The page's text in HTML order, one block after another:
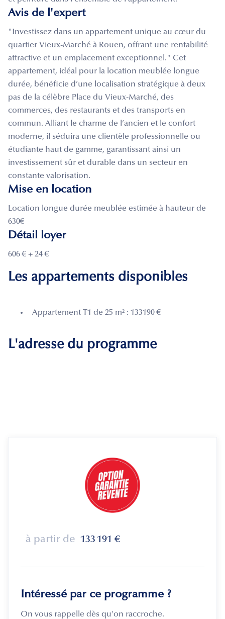
Avis de l'expert
"Investissez dans un appartement unique au cœur du
quartier Vieux-Marché à Rouen, offrant une rentabilité
attractive et un emplacement exceptionnel." Cet
appartement, idéal pour la location meublée longue
durée, bénéficie d’une localisation stratégique à deux
pas de la célèbre Place du Vieux-Marché, des
commerces, des restaurants et des transports en
commun. Alliant le charme de l’ancien et le confort
moderne, il séduira une clientèle professionnelle ou
étudiante haut de gamme, garantissant ainsi un
investissement sûr et durable dans un secteur en
constante valorisation.
Mise en location
Location longue durée meublée estimée à hauteur de
630€
Détail loyer
606 € + 24 €
Les appartements disponibles
Appartement T1 de 25 m² : 133190 €
L'adresse du programme
à partir de 133 191 €
Intéressé par ce programme ?
On vous rappelle dès qu'on raccroche.